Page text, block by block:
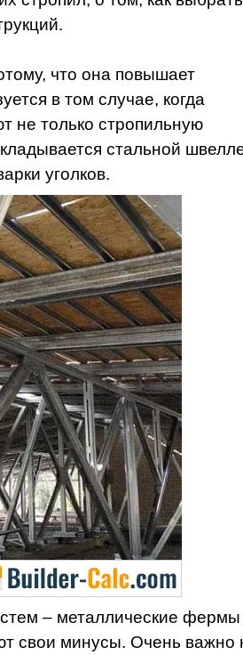
что она повышает
в том случае, когда
не только стропильную
стальной
уголков.
– металлические фермы
свои минусы. Очень важно